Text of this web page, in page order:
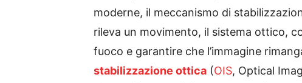
moderne, il meccanismo di
rileva un movimento, il sistema ottico,
fuoco e garantire che l’immagine
stabilizzazione ottica (OIS, Optical